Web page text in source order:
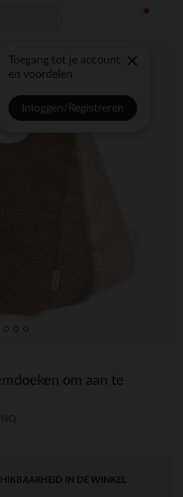
Toegang tot je account
en voordelen
Inloggen/Registreren
om aan te
IN DE WINKEL